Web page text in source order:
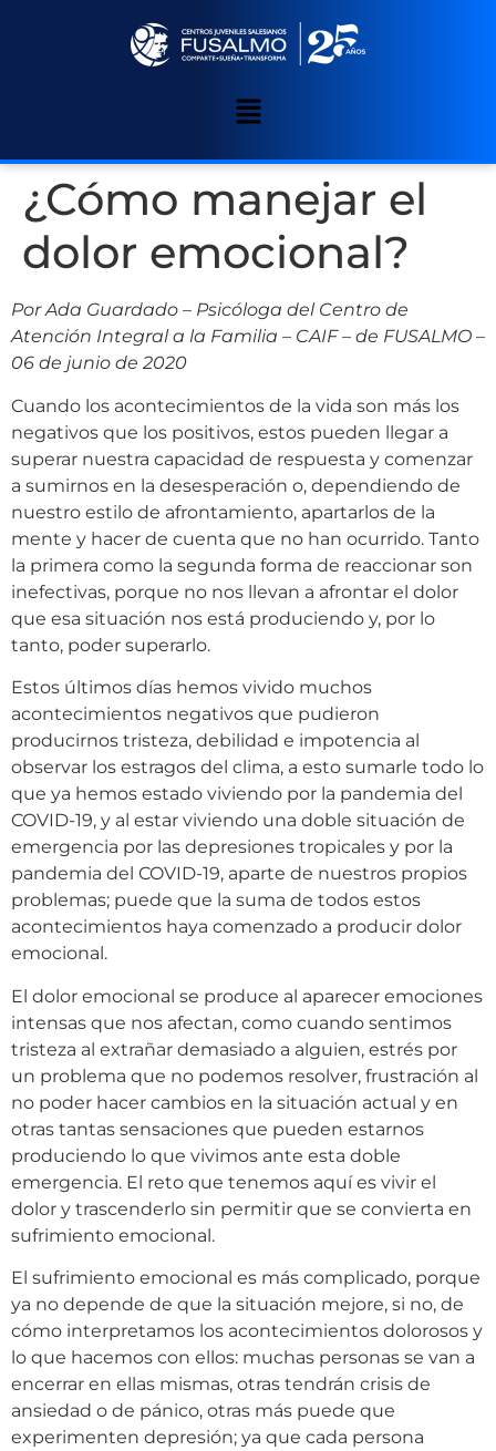
¿Cómo manejar el
dolor emocional?
Por Ada Guardado – Psicóloga del Centro de
Atención Integral a la Familia – CAIF – de FUSALMO –
06 de junio de 2020
Cuando los acontecimientos de la vida son más los
negativos que los positivos, estos pueden llegar a
superar nuestra capacidad de respuesta y comenzar
a sumirnos en la desesperación o, dependiendo de
nuestro estilo de afrontamiento, apartarlos de la
mente y hacer de cuenta que no han ocurrido. Tanto
la primera como la segunda forma de reaccionar son
inefectivas, porque no nos llevan a afrontar el dolor
que esa situación nos está produciendo y, por lo
tanto, poder superarlo.
Estos últimos días hemos vivido muchos
acontecimientos negativos que pudieron
producirnos tristeza, debilidad e impotencia al
observar los estragos del clima, a esto sumarle todo lo
que ya hemos estado viviendo por la pandemia del
COVID-19, y al estar viviendo una doble situación de
emergencia por las depresiones tropicales y por la
pandemia del COVID-19, aparte de nuestros propios
problemas; puede que la suma de todos estos
acontecimientos haya comenzado a producir dolor
emocional.
El dolor emocional se produce al aparecer emociones
intensas que nos afectan, como cuando sentimos
tristeza al extrañar demasiado a alguien, estrés por
un problema que no podemos resolver, frustración al
no poder hacer cambios en la situación actual y en
otras tantas sensaciones que pueden estarnos
produciendo lo que vivimos ante esta doble
emergencia. El reto que tenemos aquí es vivir el
dolor y trascenderlo sin permitir que se convierta en
sufrimiento emocional.
El sufrimiento emocional es más complicado, porque
ya no depende de que la situación mejore, si no, de
cómo interpretamos los acontecimientos dolorosos y
lo que hacemos con ellos: muchas personas se van a
encerrar en ellas mismas, otras tendrán crisis de
ansiedad o de pánico, otras más puede que
experimenten depresión; ya que cada persona